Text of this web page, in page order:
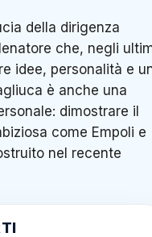
della dirigenza
che, negli
idee, personalità e
è anche una
dimostrare il
come Empoli e
nel recente